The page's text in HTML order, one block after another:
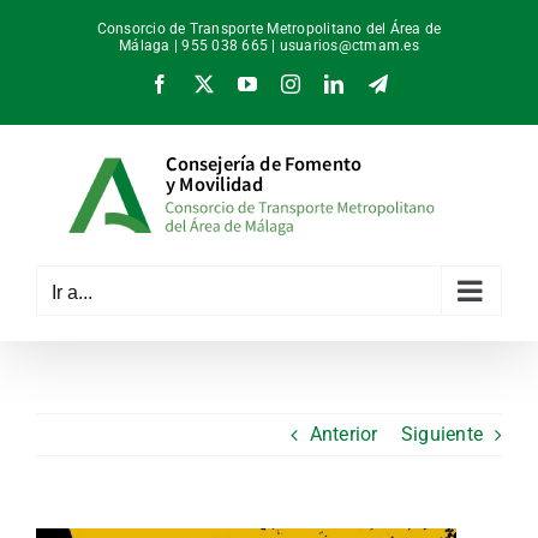
Consorcio de Transporte Metropolitano del Área de
Málaga | 955 038 665 | usuarios@ctmam.es
Facebook
X YouTubeInstagramLinkedInTelegram
Ir a...
Anterior Siguiente